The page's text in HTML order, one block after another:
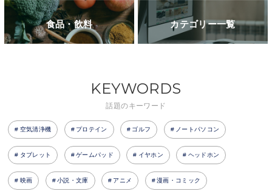
食品・飲料 カテゴリー一覧
KEYWORDS
話題のキーワード
空気清浄機 プロテイン ゴルフ ノートパソコン
タブレット ゲームパッド イヤホン ヘッドホン
映画 小説・文庫 アニメ 漫画・コミック